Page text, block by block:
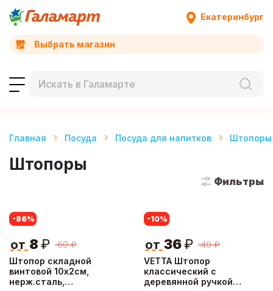
Екатеринбург
Выбрать магазин
Главная Посуда Посуда для напитков Штопоры
Штопоры
Фильтры
Штопор складной
винтовой 10х2см,
нерж.сталь,
-86%
60 ₽
от 8 ₽
VETTA Штопор
классический с
деревянной ручкой
-10%
40 ₽
от 36₽